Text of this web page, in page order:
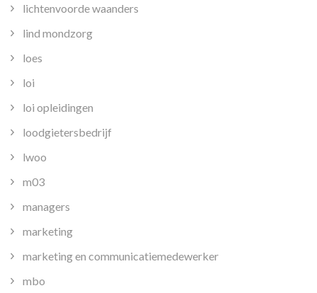
lichtenvoorde waanders
lind mondzorg
loes
loi
loi opleidingen
loodgietersbedrijf
lwoo
m03
managers
marketing
marketing en communicatiemedewerker
mbo